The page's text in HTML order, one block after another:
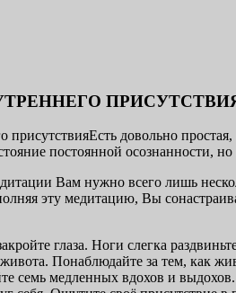
Есть довольно
постоянной осознанности,
Вам нужно всего лишь
эту медитацию, Вы
глаза. Ноги слегка
Понаблюдайте за тем, как
семь медленных вдохов и